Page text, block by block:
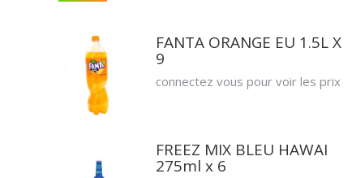
FANTA ORANGE EU 1.5L X
9
connectez vous pour voir les prix
FREEZ MIX BLEU HAWAI
275ml x 6